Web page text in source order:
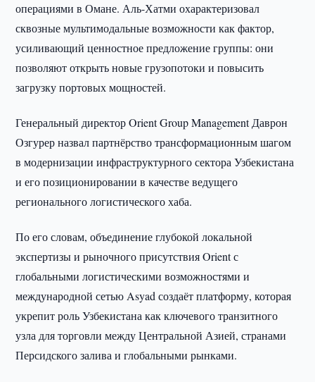
операциями в Омане. Аль-Хатми охарактеризовал
сквозные мультимодальные возможности как фактор,
усиливающий ценностное предложение группы: они
позволяют открыть новые грузопотоки и повысить
загрузку портовых мощностей.
Генеральный директор Orient Group Management Даврон
Озгурер назвал партнёрство трансформационным шагом
в модернизации инфраструктурного сектора Узбекистана
и его позиционировании в качестве ведущего
регионального логистического хаба.
По его словам, объединение глубокой локальной
экспертизы и рыночного присутствия Orient с
глобальными логистическими возможностями и
международной сетью Asyad создаёт платформу, которая
укрепит роль Узбекистана как ключевого транзитного
узла для торговли между Центральной Азией, странами
Персидского залива и глобальными рынками.